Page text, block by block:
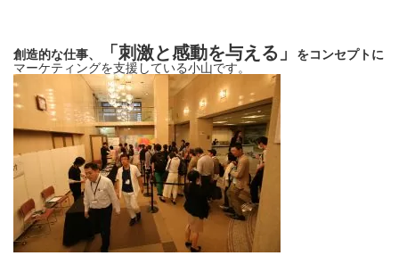
創造的な仕事、 「刺激と感動を与える」
をコンセプトに
マーケティングを支援している小山です。